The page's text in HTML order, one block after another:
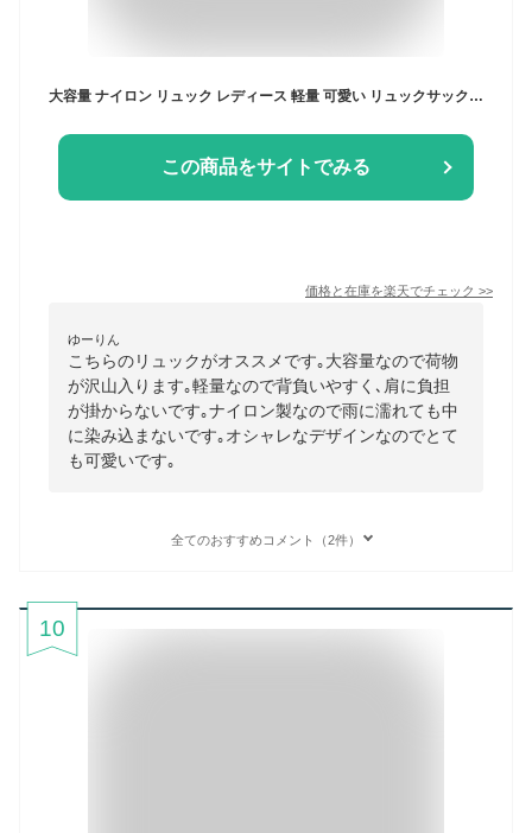
大容量 ナイロン リュック レディース 軽量 可愛い リュックサック かわいい 通勤 おしゃれ 大人女子 通勤 マザーズリュック マザーズバッグ 旅行 通学 大容量 リュック カバン バッグ 大人かわいい 多機能 大容量 撥水 通学 リュックバッグ
この商品をサイトでみる
価格と在庫を楽天でチェック >>
ゆーりん
こちらのリュックがオススメです｡大容量なので荷物
が沢山入ります｡軽量なので背負いやすく､肩に負担
が掛からないです｡ナイロン製なので雨に濡れても中
に染み込まないです｡オシャレなデザインなのでとて
も可愛いです｡
全てのおすすめコメント（2件）
10